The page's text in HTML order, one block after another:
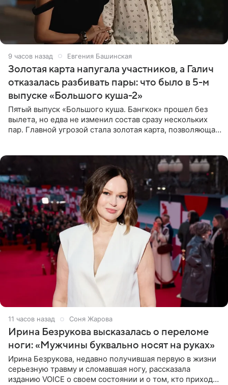
9 часов назад Евгения Башинская
Золотая карта напугала участников, а Галич
отказалась разбивать пары: что было в 5-м
выпуске «Большого куша-2»
Пятый выпуск «Большого куша. Бангкок» прошел без
вылета, но едва не изменил состав сразу нескольких
пар. Главной угрозой стала золотая карта, позволяющая
11 часов назад Соня Жарова
Ирина Безрукова высказалась о переломе
ноги: «Мужчины буквально носят на руках»
Ирина Безрукова, недавно получившая первую в жизни
серьезную травму и сломавшая ногу, рассказала
изданию VOICE о своем состоянии и о том, кто приходит